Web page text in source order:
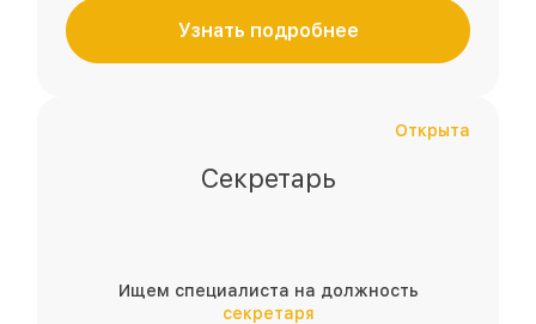
Узнать подробнее
Открыта
Секретарь
Ищем специалиста на должность
секретаря